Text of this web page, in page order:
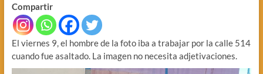
Compartir
El viernes 9, el hombre de la foto iba a trabajar por la calle 514
cuando fue asaltado. La imagen no necesita adjetivaciones.